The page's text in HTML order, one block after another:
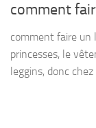
comment
comment faire un
princesses, le
leggins, donc